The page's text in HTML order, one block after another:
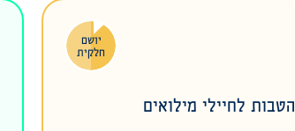
יושם
חלקית
הטבות לחיילי מילואים